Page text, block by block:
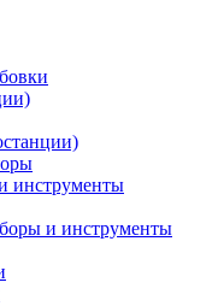
инструменты
и инструменты